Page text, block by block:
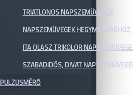
TRIATLONOS NAPSZEMÜVEGEK
NAPSZEMÜVEGEK
ITA OLASZ TRIKOLOR
SZABADIDŐS, DIVAT
PULZUSMÉRŐ